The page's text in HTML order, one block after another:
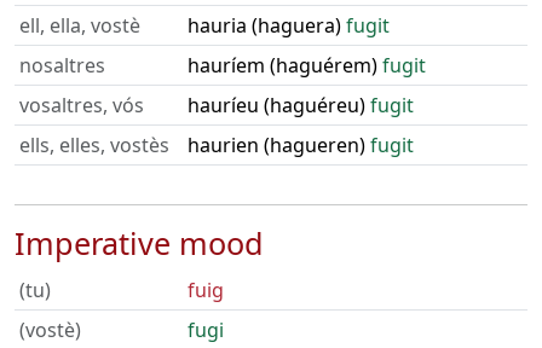
ell, ella, vostè
hauria (haguera)fugit
nosaltres
hauríem (haguérem)fugit
vosaltres, vós
hauríeu (haguéreu)fugit
ells, elles, vostès
haurien (hagueren)fugit
Imperative mood
(tu)
fuig
(vostè)
fugi